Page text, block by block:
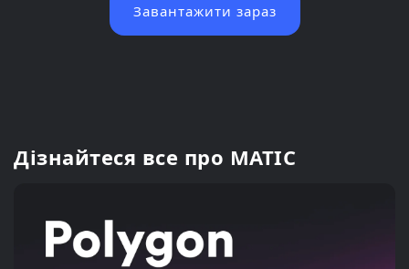
Завантажити зараз
Дізнайтеся все про MATIC